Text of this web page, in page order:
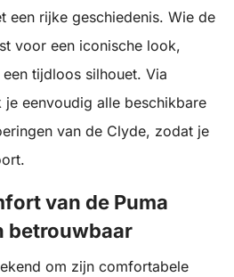
een rijke geschiedenis. Wie de
voor een iconische look,
tijdloos silhouet. Via
je eenvoudig alle beschikbare
van de Clyde, zodat je
van de Puma
betrouwbaar
om zijn comfortabele